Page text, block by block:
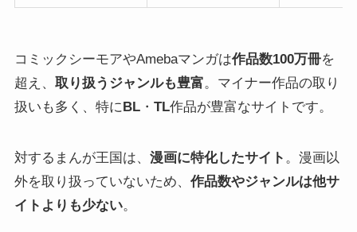
コミックシーモアやAmebaマンガは作品数100万冊を
超え、 取り扱うジャンルも豊富。マイナー作品の取り
扱いも多く、特に BL・ TL作品が豊富なサイトです。
対するまんが王国は、 漫画に特化したサイト 。漫画以
外を取り扱っていないため、 作品数やジャンルは他サ
イトよりも少ない。